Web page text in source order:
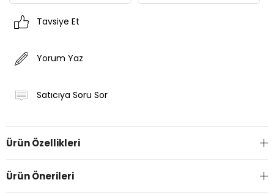
Tavsiye Et
Yorum Yaz
Satıcıya Soru Sor
Ürün Özellikleri
Ürün Önerileri